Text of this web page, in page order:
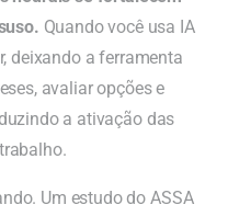
Quando você usa IA
deixando a ferramenta
avaliar opções e
a ativação das
Um estudo do ASSA